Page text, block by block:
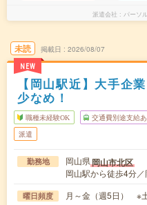
派遣会社 パーソ
未読
NEW
掲載日 2026/08/07
【岡山駅近】大手企
少なめ！
職種未経験OK 交通費別途支給あ
派遣
勤務地 岡山県岡山市北区
岡山駅から徒歩4分
曜日頻度 月～金（週5日） ※